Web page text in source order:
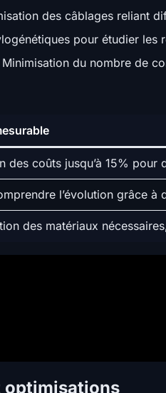
des câblages reliant
pour étudier les
Minimisation du nombre de
des coûts jusqu’à 15% pour
l’évolution grâce à
des matériaux
optimisations